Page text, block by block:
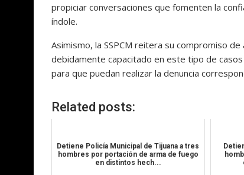
propiciar conversaciones que fomenten la
índole.
Asimismo, la SSPCM reitera su compromiso
debidamente capacitado en este tipo de
para que puedan realizar la denuncia
Related posts:
Detiene Policía Municipal de Tijuana a tres
hombres por portación de arma de fuego
en distintos hech...